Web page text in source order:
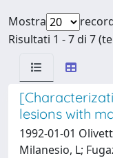
Mostra
Risultati 1 - 7 di 7
lesions with
1992-01-01
Milanesio, L;